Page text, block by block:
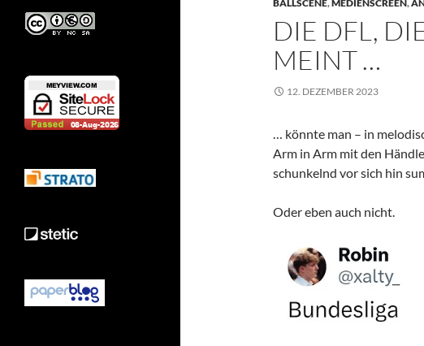
BALLSCENE,MEDIENSCREEN,
DIE DFL,
MEINT …
12. DEZEMBER 2023
… könnte man – in
Arm in Arm mit den
schunkelnd vor sich hin
Oder eben auch nicht.